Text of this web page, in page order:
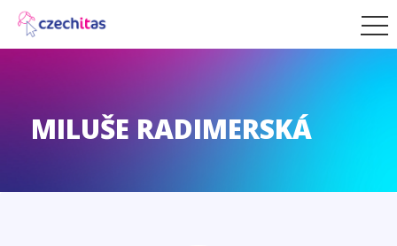
MILUŠE RADIMERSKÁ